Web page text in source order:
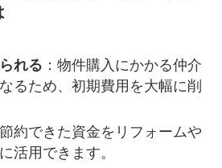
れる ：物件購入にかかる仲介
るため、初期費用を大幅に削
約できた資金をリフォームや
活用できます。